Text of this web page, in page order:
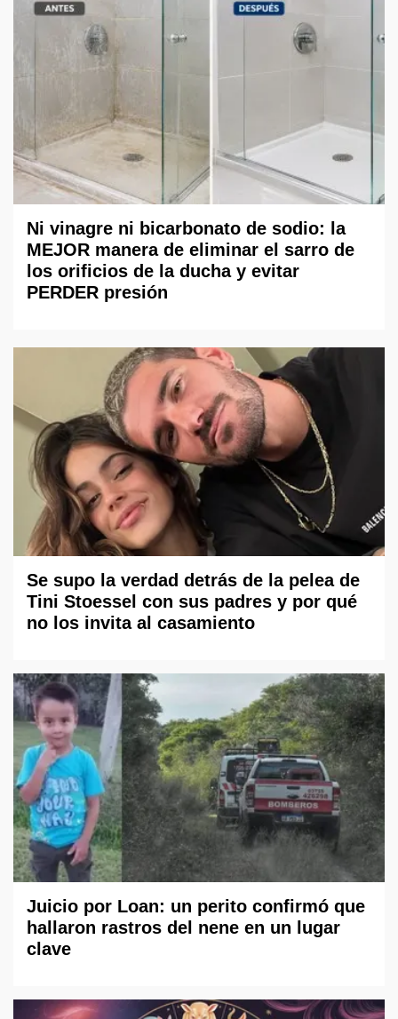
Ni vinagre ni bicarbonato de sodio: la
MEJOR manera de eliminar el sarro de
los orificios de la ducha y evitar
PERDER presión
Se supo la verdad detrás de la pelea de
Tini Stoessel con sus padres y por qué
no los invita al casamiento
Juicio por Loan: un perito confirmó que
hallaron rastros del nene en un lugar
clave